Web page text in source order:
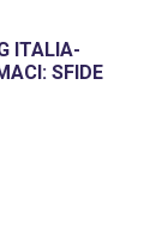
ITALIA-
SFIDE